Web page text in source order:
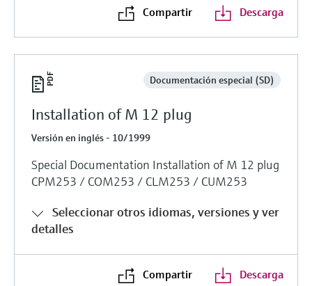
Compartir Descarga
Documentación especial (SD)
Installation of M 12 plug
Versión en inglés - 10/1999
Special Documentation Installation of M 12 plug
CPM253 / COM253 / CLM253 / CUM253
Seleccionar otros idiomas, versiones y ver
detalles
Compartir Descarga